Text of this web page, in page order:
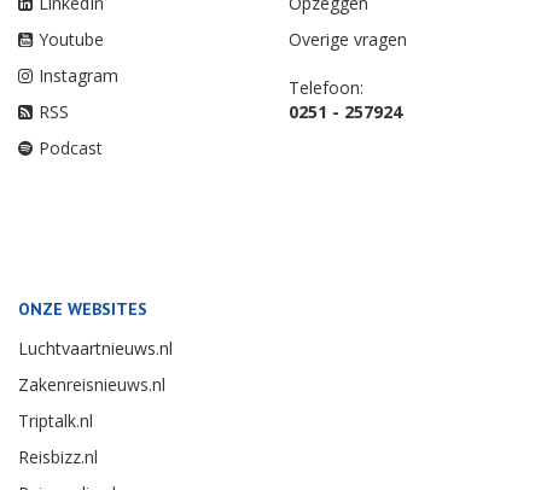
Youtube
Instagram
RSS
Podcast
Overige vragen
Telefoon:
0251 - 257924
ONZE WEBSITES
Luchtvaartnieuws.nl
Zakenreisnieuws.nl
Triptalk.nl
Reisbizz.nl